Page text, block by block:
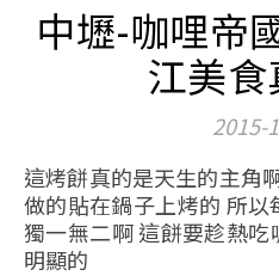
中壢-咖哩帝
江美
2015-
這烤餅真的是天生的主角啊 超大一片的 而且是手工
做的貼在鍋子上烤的 所
獨一無二啊 這餅要趁熱
明顯的